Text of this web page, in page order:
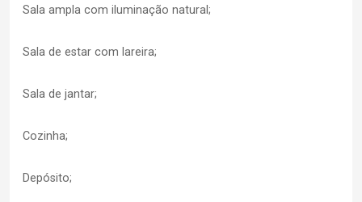
Sala ampla com iluminação natural;
Sala de estar com lareira;
Sala de jantar;
Cozinha;
Depósito;